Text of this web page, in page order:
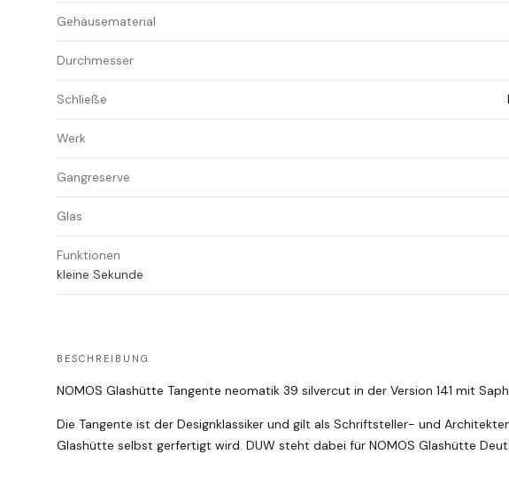
Gehäusematerial
Durchmesser
Schließe
Werk
Gangreserve
Glas
Funktionen
kleine Sekunde
BESCHREIBUNG
NOMOS Glashütte Tangente neomatik 39 silvercut in der Version 141 mit
Die Tangente ist der Designklassiker und gilt als Schriftsteller- und
Glashütte selbst gerfertigt wird. DUW steht dabei für NOMOS Glashütte